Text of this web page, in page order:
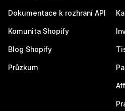
Dokumentace k rozhraní API
Komunita Shopify
Blog Shopify
Průzkum